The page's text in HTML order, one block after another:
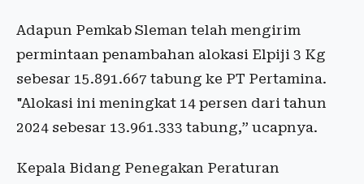
Adapun Pemkab Sleman telah mengirim
permintaan penambahan alokasi Elpiji 3 Kg
sebesar 15.891.667 tabung ke PT Pertamina.
"Alokasi ini meningkat 14 persen dari tahun
2024 sebesar 13.961.333 tabung,” ucapnya.
Kepala Bidang Penegakan Peraturan